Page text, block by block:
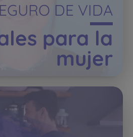
DE VIDA
para la
mujer